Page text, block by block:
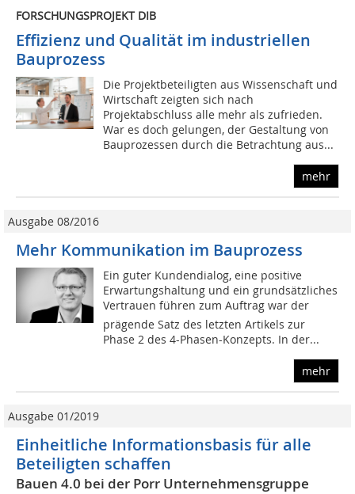
FORSCHUNGSPROJEKT DIB
Effizienz und Qualität im industriellen
Bauprozess
Die Projektbeteiligten aus Wissenschaft und
Wirtschaft zeigten sich nach
Projektabschluss alle mehr als zufrieden.
War es doch gelungen, der Gestaltung von
Bauprozessen durch die Betrachtung aus...
mehr
Ausgabe 08/2016
Mehr Kommunikation im Bauprozess
Ein guter Kundendialog, eine positive
Erwartungshaltung und ein grundsätzliches
Vertrauen führen zum Auftrag war der
prägende Satz des letzten Artikels zur
Phase 2 des 4-Phasen-Konzepts. In der...
mehr
Ausgabe 01/2019
Einheitliche Informationsbasis für alle
Beteiligten schaffen
Bauen 4.0 bei der Porr Unternehmensgruppe